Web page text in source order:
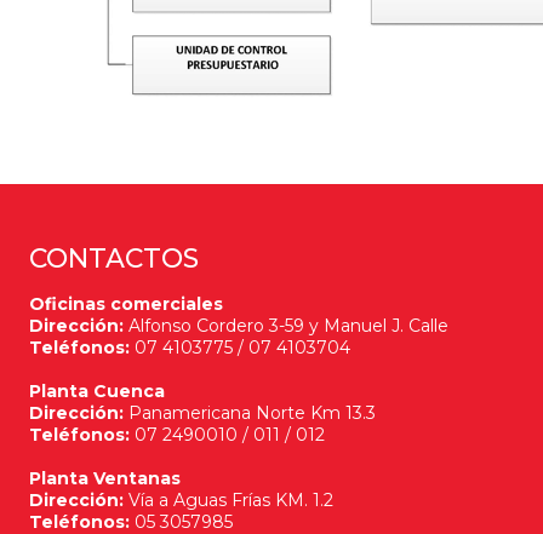
CONTACTOS
Oficinas comerciales
Dirección: Alfonso Cordero 3-59 y Manuel J. Calle
Teléfonos: 07 4103775 / 07 4103704
Planta Cuenca
Dirección: Panamericana Norte Km 13.3
Teléfonos: 07 2490010 / 011 / 012
Planta Ventanas
Dirección: Vía a Aguas Frías KM. 1.2
Teléfonos: 05 3057985